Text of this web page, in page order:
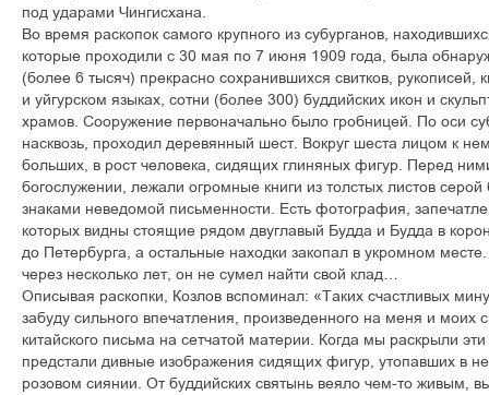
под ударами Чингисхана.
Во время раскопок самого крупного из субурганов,
которые проходили с 30 мая по 7 июня 1909 года, была
(более 6 тысяч) прекрасно сохранившихся свитков, рукописей,
и уйгурском языках, сотни (более 300) буддийских икон и
храмов. Сооружение первоначально было гробницей. По оси
насквозь, проходил деревянный шест. Вокруг шеста лицом к
больших, в рост человека, сидящих глиняных фигур. Перед
богослужении, лежали огромные книги из толстых листов
знаками неведомой письменности. Есть фотография,
которых видны стоящие рядом двуглавый Будда и Будда в
до Петербурга, а остальные находки закопал в укромном
через несколько лет, он не сумел найти свой клад…
Описывая раскопки, Козлов вспоминал: «Таких счастливых
забуду сильного впечатления, произведенного на меня и моих
китайского письма на сетчатой материи. Когда мы раскрыли
предстали дивные изображения сидящих фигур, утопавших в
розовом сиянии. От буддийских святынь веяло чем-то живым,